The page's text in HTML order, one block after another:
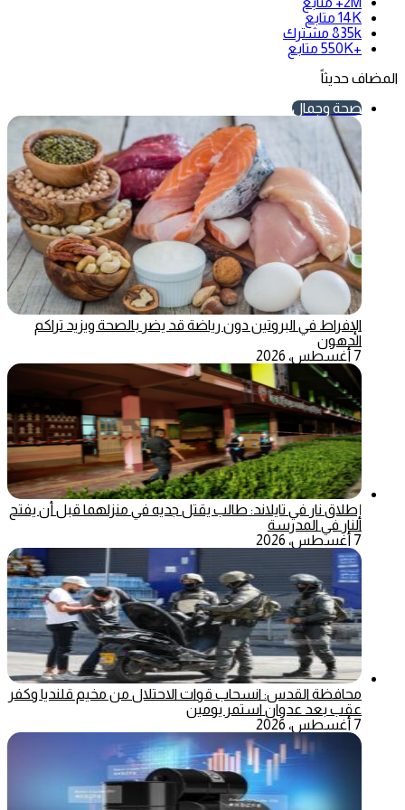
14K متابع
835k مشترك
+550K
متابع
المضاف حديثاً
صحة وجمال
الإفراط في البروتين دون رياضة قد يضر بالصحة ويزيد تراكم
الدهون
7 أغسطس، 2026
إطلاق نار في تايلاند: طالب يقتل جديه في منزلهما قبل أن يفتح
النار في المدرسة
7 أغسطس، 2026
محافظة القدس: انسحاب قوات الاحتلال من مخيم قلنديا وكفر
عقب بعد عدوان استمر يومين
7 أغسطس، 2026